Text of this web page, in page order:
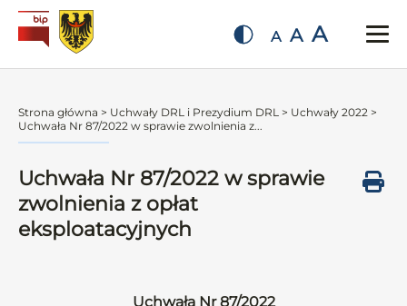
A A A
Strona główna > Uchwały DRL i Prezydium DRL > Uchwały 2022 >
Uchwała Nr 87/2022 w sprawie zwolnienia z...
Uchwała Nr 87/2022 w sprawie
zwolnienia z opłat
eksploatacyjnych
Uchwała Nr 87/2022